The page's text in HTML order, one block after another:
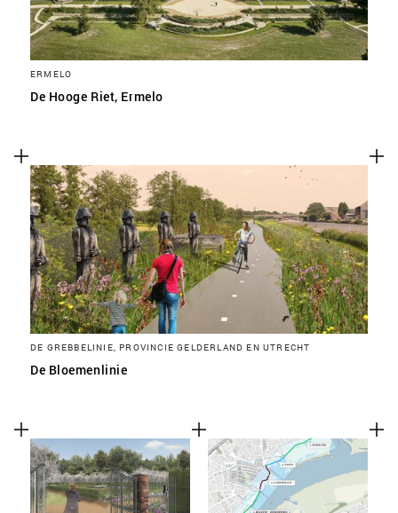
ERMELO
De Hooge Riet, Ermelo
DE GREBBELINIE, PROVINCIE GELDERLAND EN UTRECHT
De Bloemenlinie